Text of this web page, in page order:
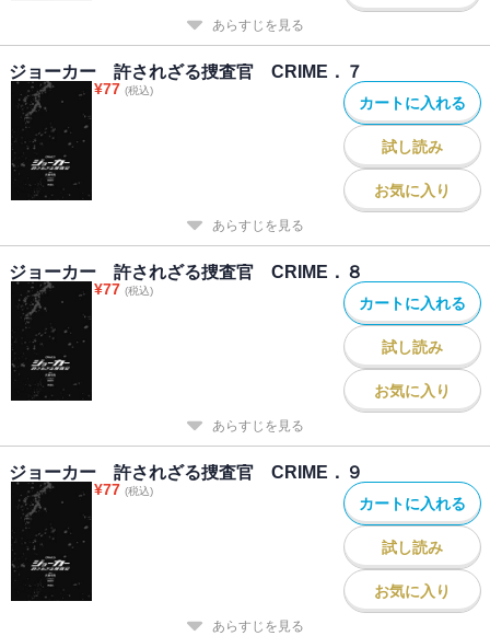
あらすじを見る
ジョーカー 許されざる捜査官 CRIME．７
¥77 (税込)
カートに入れる
試し読み
お気に入り
あらすじを見る
ジョーカー 許されざる捜査官 CRIME．８
¥77 (税込)
カートに入れる
試し読み
お気に入り
あらすじを見る
ジョーカー 許されざる捜査官 CRIME．９
¥77 (税込)
カートに入れる
試し読み
お気に入り
あらすじを見る